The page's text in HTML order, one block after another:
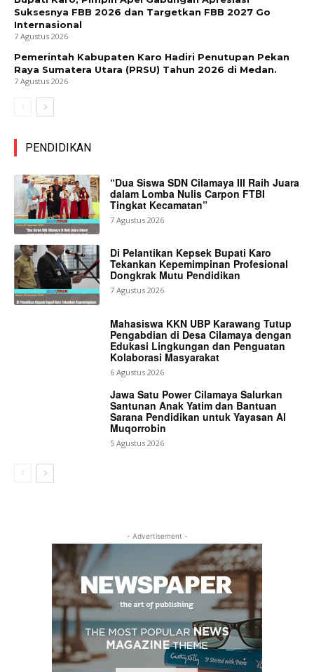
Suksesnya FBB 2026 dan Targetkan FBB 2027 Go
Internasional
7 Agustus 2026
Pemerintah Kabupaten Karo Hadiri Penutupan Pekan
Raya Sumatera Utara (PRSU) Tahun 2026 di Medan.
7 Agustus 2026
PENDIDIKAN
“Dua Siswa SDN Cilamaya III Raih Juara
dalam Lomba Nulis Carpon FTBI
Tingkat Kecamatan”
7 Agustus 2026
Di Pelantikan Kepsek Bupati Karo
Tekankan Kepemimpinan Profesional
Dongkrak Mutu Pendidikan
7 Agustus 2026
Mahasiswa KKN UBP Karawang Tutup
Pengabdian di Desa Cilamaya dengan
Edukasi Lingkungan dan Penguatan
Kolaborasi Masyarakat
6 Agustus 2026
Jawa Satu Power Cilamaya Salurkan
Santunan Anak Yatim dan Bantuan
Sarana Pendidikan untuk Yayasan Al
Muqorrobin
5 Agustus 2026
- Advertisement -